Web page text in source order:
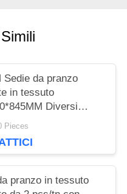
Sedie da pranzo
in tessuto
Diversi
Pieces
pranzo in tessuto